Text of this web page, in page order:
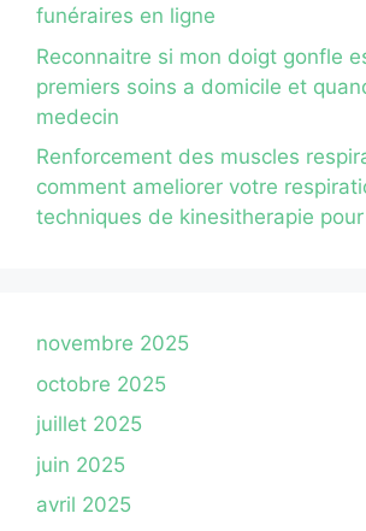
funéraires en ligne
Reconnaitre si mon doigt gonfle
premiers soins a domicile et
medecin
Renforcement des muscles
comment ameliorer votre
techniques de kinesitherapie
novembre 2025
octobre 2025
juillet 2025
juin 2025
avril 2025